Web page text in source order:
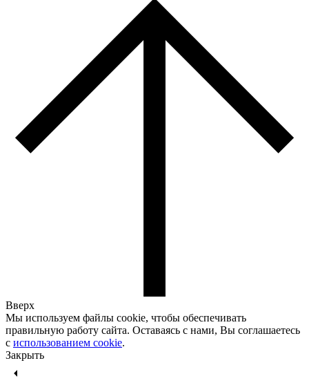
Вверх
Мы используем файлы cookie, чтобы обеспечивать
правильную работу сайта. Оставаясь с нами, Вы соглашаетесь
с использованием cookie.
Закрыть